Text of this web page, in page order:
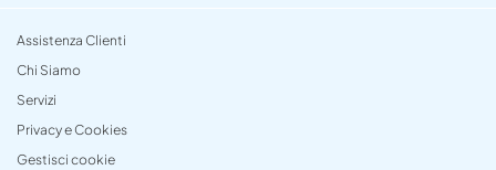
Assistenza Clienti
Chi Siamo
Servizi
Privacy e Cookies
Gestisci cookie